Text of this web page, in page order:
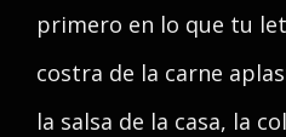
primero en lo que tu
costra de la carne
la salsa de la casa, la